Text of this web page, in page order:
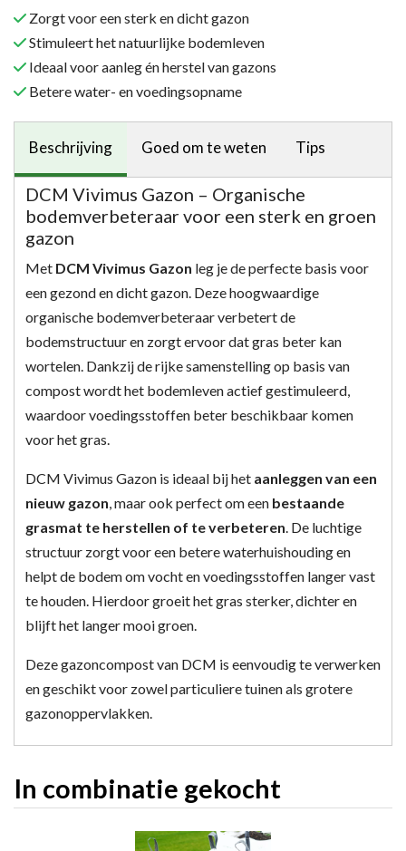
Zorgt voor een sterk en dicht gazon
Stimuleert het natuurlijke bodemleven
Ideaal voor aanleg én herstel van gazons
Betere water- en voedingsopname
Beschrijving Goed om te weten Tips
DCM Vivimus Gazon – Organische
bodemverbeteraar voor een sterk en groen
gazon
Met DCM Vivimus Gazon leg je de perfecte basis voor
een gezond en dicht gazon. Deze hoogwaardige
organische bodemverbeteraar verbetert de
bodemstructuur en zorgt ervoor dat gras beter kan
wortelen. Dankzij de rijke samenstelling op basis van
compost wordt het bodemleven actief gestimuleerd,
waardoor voedingsstoffen beter beschikbaar komen
voor het gras.
DCM Vivimus Gazon is ideaal bij het aanleggen van een
nieuw gazon , maar ook perfect om een bestaande
grasmat te herstellen of te verbeteren . De luchtige
structuur zorgt voor een betere waterhuishouding en
helpt de bodem om vocht en voedingsstoffen langer vast
te houden. Hierdoor groeit het gras sterker, dichter en
blijft het langer mooi groen.
Deze gazoncompost van DCM is eenvoudig te verwerken
en geschikt voor zowel particuliere tuinen als grotere
gazonoppervlakken.
In combinatie gekocht